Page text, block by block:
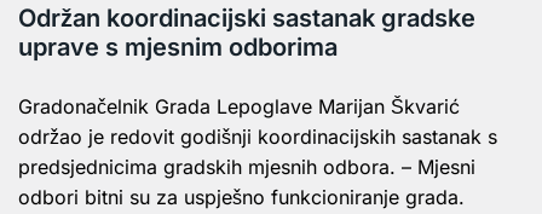
Održan koordinacijski sastanak gradske
uprave s mjesnim odborima
Gradonačelnik Grada Lepoglave Marijan Škvarić
održao je redovit godišnji koordinacijskih sastanak s
predsjednicima gradskih mjesnih odbora. – Mjesni
odbori bitni su za uspješno funkcioniranje grada.